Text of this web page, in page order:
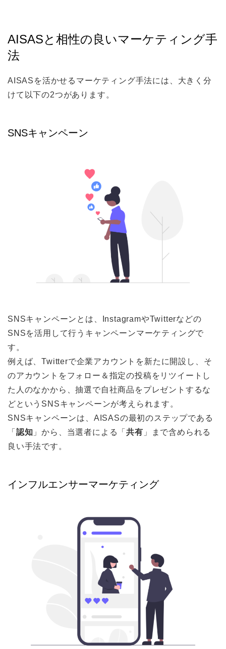
AISASと相性の良いマーケティング手
法
AISASを活かせるマーケティング手法には、大きく分
けて以下の2つがあります。
SNSキャンペーン
SNSキャンペーンとは、InstagramやTwitterなどの
SNSを活用して行うキャンペーンマーケティングで
す。
例えば、Twitterで企業アカウントを新たに開設し、そ
のアカウントをフォロー＆指定の投稿をリツイートし
た人のなかから、抽選で自社商品をプレゼントするな
どというSNSキャンペーンが考えられます。
SNSキャンペーンは、AISASの最初のステップである
「 認知 」から、当選者による「共有 」まで含められる
良い手法です。
インフルエンサーマーケティング